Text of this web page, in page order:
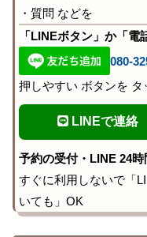
・質問 などを
「LINEボタン」か「
080-
押しやすい ボタンを タ
LINEで連絡
予約の受付・LINE 24
すぐに利用しないで「
いても」OK